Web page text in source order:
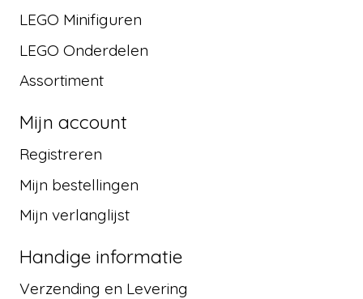
LEGO Minifiguren
LEGO Onderdelen
Assortiment
Mijn account
Registreren
Mijn bestellingen
Mijn verlanglijst
Handige informatie
Verzending en Levering